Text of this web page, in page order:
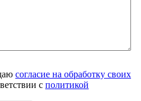
согласие на обработку своих
с политикой